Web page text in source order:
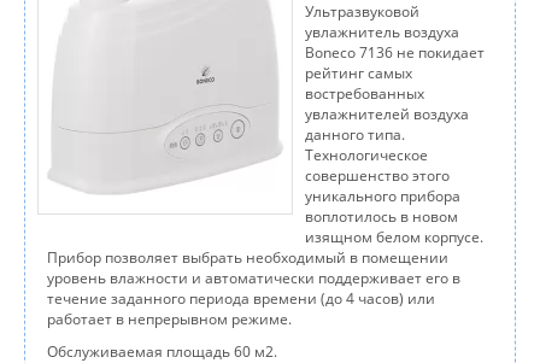
Ультразвуковой
увлажнитель воздуха
Boneco 7136 не покидает
рейтинг самых
востребованных
увлажнителей воздуха
данного типа.
Технологическое
совершенство этого
уникального прибора
воплотилось в новом
изящном белом корпусе.
Прибор позволяет выбрать необходимый в помещении
уровень влажности и автоматически поддерживает его в
течение заданного периода времени (до 4 часов) или
работает в непрерывном режиме.
Обслуживаемая площадь 60 м2.